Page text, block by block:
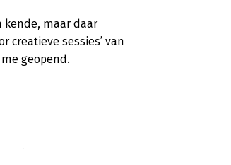
kende, maar daar
creatieve sessies’ van
geopend.